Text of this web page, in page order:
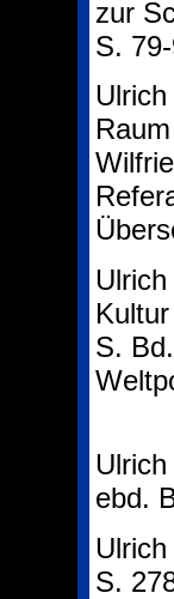
zur
S.
S.
ebd.
S.